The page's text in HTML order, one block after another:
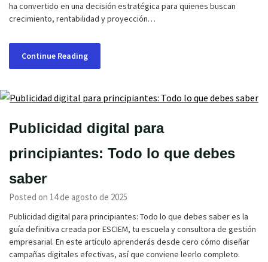
ha convertido en una decisión estratégica para quienes buscan
crecimiento, rentabilidad y proyección…
Continue Reading
Publicidad digital para
principiantes: Todo lo que debes
saber
Posted on 14 de agosto de 2025
Publicidad digital para principiantes: Todo lo que debes saber es la
guía definitiva creada por ESCIEM, tu escuela y consultora de gestión
empresarial. En este artículo aprenderás desde cero cómo diseñar
campañas digitales efectivas, así que conviene leerlo completo.